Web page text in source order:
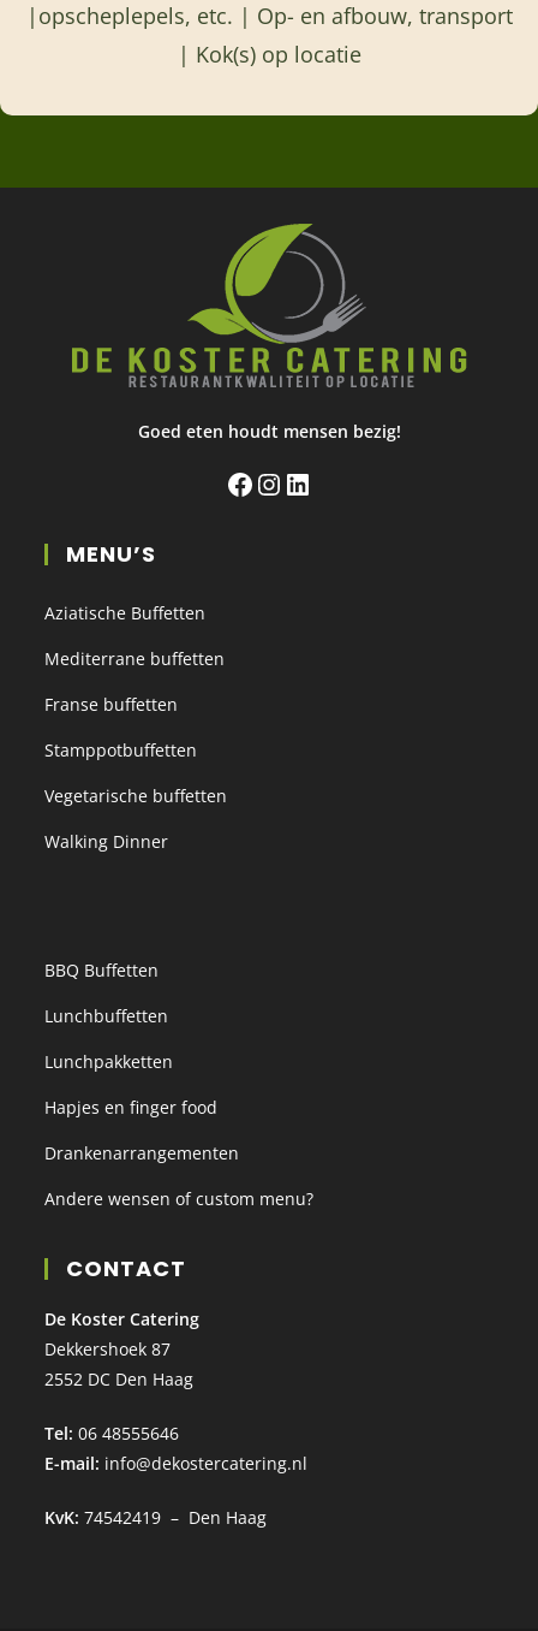
|opscheplepels, etc. | Op- en afbouw, transport
| Kok(s) op locatie
Goed eten houdt mensen bezig!
MENU’S
Aziatische Buffetten
Mediterrane buffetten
Franse buffetten
Stamppotbuffetten
Vegetarische buffetten
Walking Dinner
BBQ Buffetten
Lunchbuffetten
Lunchpakketten
Hapjes en finger food
Drankenarrangementen
Andere wensen of custom menu?
CONTACT
De Koster Catering
Dekkershoek 87
2552 DC Den Haag
Tel: 06 48555646
E-mail: info@dekostercatering.nl
KvK: 74542419 – Den Haag